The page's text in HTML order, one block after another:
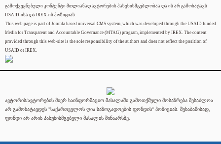
გამოქვეყნებული კონტენტი მთლიანად ავტორების პასუხისმგებლობაა და ის არ გამოხატავს
USAID-ისა და IREX-ის პოზიციას.
This web page is part of Joomla based universal CMS system, which was developed through the USAID funded
Media for Transparent and Accountable Governance (MTAG) program, implemented by IREX. The content
provided through this web-site is the sole responsibility of the authors and does not reflect the position of
USAID or IREX.
ავტორის/ავტორების მიერ საინფორმაციო მასალაში გამოთქმული მოსაზრება შესაძლოა
არ გამოხატავდეს "საქართველოს ღია საზოგადოების ფონდის" პოზიციას. შესაბამისად,
ფონდი არ არის პასუხისმგებელი მასალის შინაარსზე.